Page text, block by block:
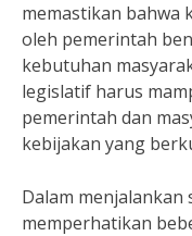
memastikan bahwa
oleh pemerintah
kebutuhan
legislatif harus
pemerintah dan
kebijakan yang
Dalam
memperhatikan